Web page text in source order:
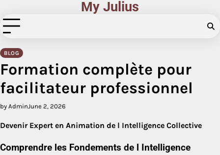
to
content
My Julius
BLOG
Formation complète pour
facilitateur professionnel
by AdminJune 2, 2026
Devenir Expert en Animation de l Intelligence Collective
Comprendre les Fondements de l Intelligence